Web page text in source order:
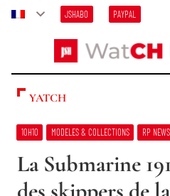
JSHABO PAYPAL
YATCH
10H10 MODELES & COLLECTIONS RP NEWS
La Submarine